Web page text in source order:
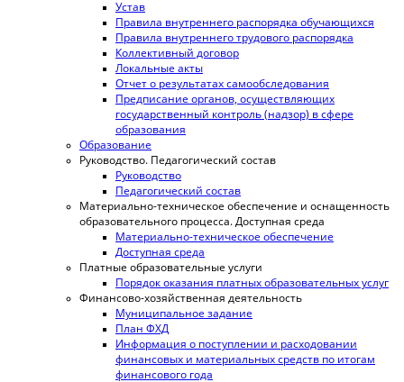
Устав
Правила внутреннего распорядка обучающихся
Правила внутреннего трудового распорядка
Коллективный договор
Локальные акты
Отчет о результатах самообследования
Предписание органов, осуществляющих
государственный контроль (надзор) в сфере
образования
Образование
Руководство. Педагогический состав
Руководство
Педагогический состав
Материально-техническое обеспечение и оснащенность
образовательного процесса. Доступная среда
Материально-техническое обеспечение
Доступная среда
Платные образовательные услуги
Порядок оказания платных образовательных услуг
Финансово-хозяйственная деятельность
Муниципальное задание
План ФХД
Информация о поступлении и расходовании
финансовых и материальных средств по итогам
финансового года